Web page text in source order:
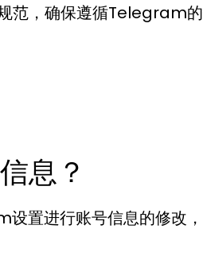
范，确保遵循Telegram
息？
置进行账号信息的修改，